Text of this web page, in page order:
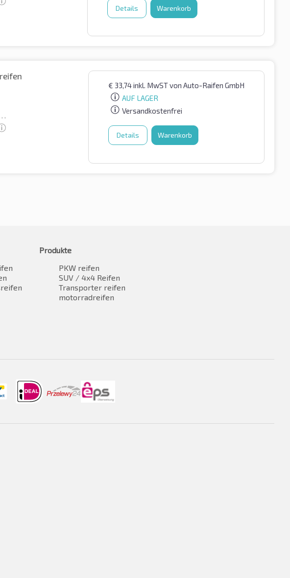
Details Warenkorb
€ 33,74inkl. MwSTvon Auto-Raifen GmbH
AUF LAGER
Versandkostenfrei
Details Warenkorb
Produkte
PKW reifen
SUV / 4x4 Reifen
Transporter reifen
motorradreifen